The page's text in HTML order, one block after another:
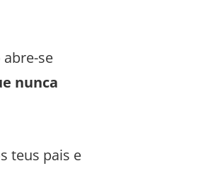
se
nunca
teus pais e